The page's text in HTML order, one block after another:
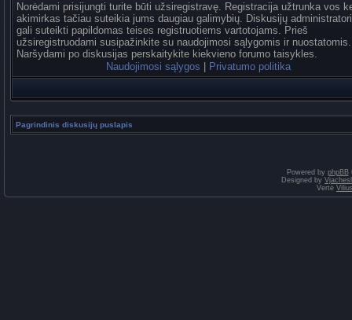
Norėdami prisijungti turite būti užsiregistravę. Registracija užtrunka vos
akimirkas tačiau suteikia jums daugiau galimybių. Diskusijų
gali suteikti papildomas teises registruotiems vartotojams. Prieš
užsiregistruodami susipažinkite su naudojimosi sąlygomis ir nuostatomis.
Naršydami po diskusijas perskaitykite kiekvieno forumo taisykles.
Naudojimosi sąlygos
Privatumo politika
Pagrindinis diskusijų puslapis
Powered by phpBB
Designed by
Vertė